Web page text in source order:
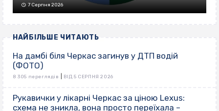
7 Серпня 2026
НАЙБІЛЬШЕ ЧИТАЮТЬ
На дамбі біля Черкас загинув у ДТП водій
(ФОТО)
8 305 переглядів ВІД 5 СЕРПНЯ 2026
Рукавички у лікарні Черкас за ціною Lexus:
схема не зникла, вона просто переїхала –